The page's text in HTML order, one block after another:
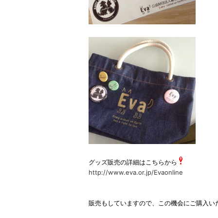
グッズ販売の詳細はこちらから
http://www.eva.or.jp/Evaonline
販売もしていますので、この機会にご購入い